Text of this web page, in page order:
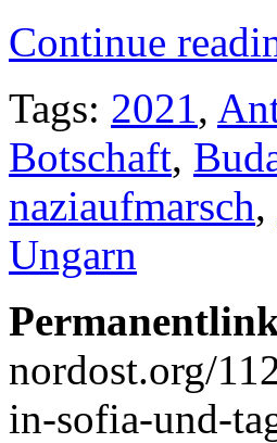
Continue
Tags: 2021,
Botschaft,
naziaufmarsch,
Ungarn
nordost.org/
in-sofia-und-